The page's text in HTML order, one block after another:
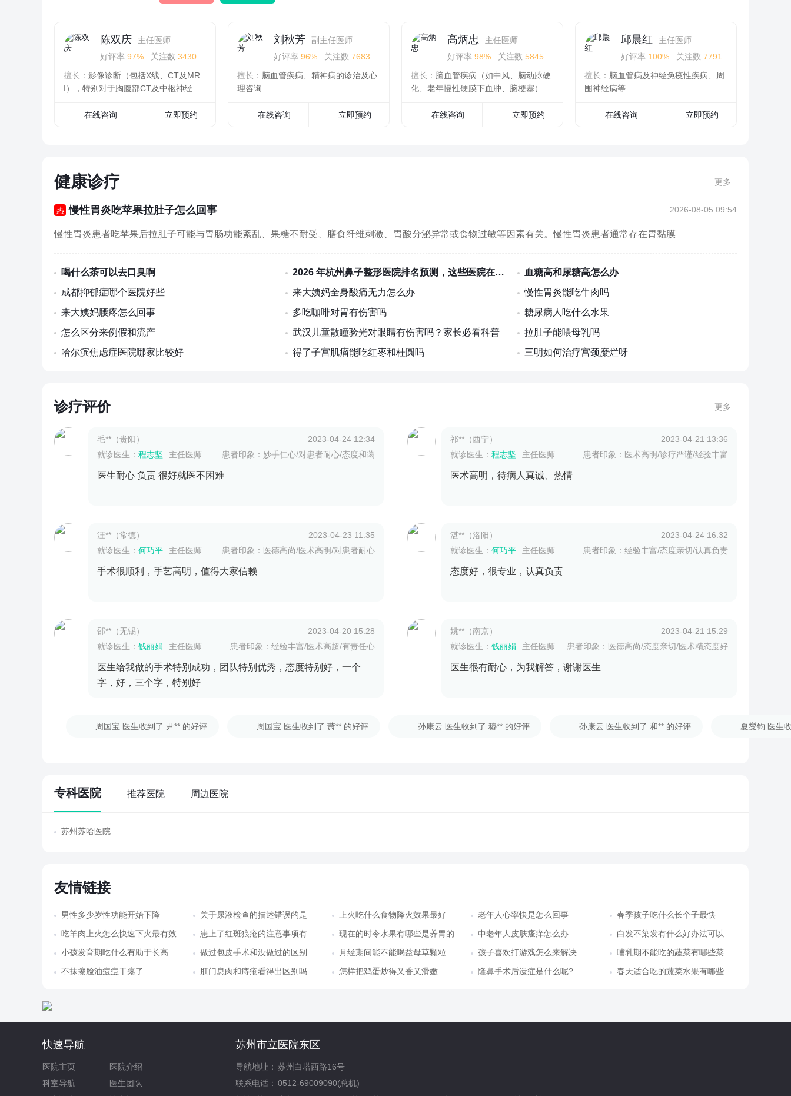
陈双庆
主任医师
好评率 97% 关注数 3430
擅长： 影像诊断（包括X线、CT及MR
I），特别对于胸腹部CT及中枢神经系
在线咨询
立即预约
刘秋芳
副主任医师
好评率 96% 关注数 7683
擅长： 脑血管疾病、精神病的诊治及心
理咨询
在线咨询 立即预约
高炳忠
主任医师
好评率 98% 关注数 5845
擅长： 脑血管疾病（如中风、脑动脉硬
化、老年慢性硬膜下血肿、脑梗塞）、
在线咨询
立即预约
邱晨红
主任医师
好评率 100% 关注数 7791
擅长： 脑血管病及神经免疫性疾病、周
围神经病等
在线咨询 立即预约
健康诊疗 更多
慢性胃炎吃苹果拉肚子怎么回事 2026-08-05 09:54
慢性胃炎患者吃苹果后拉肚子可能与胃肠功能紊乱、果糖不耐受、膳食纤维刺激、胃酸分泌异常或食物过敏等因素有关。慢性胃炎患者通常存在胃黏膜
喝什么茶可以去口臭啊 2026 年杭州鼻子整形医院排名预测，这些医院在学术与临床双丰收
血糖高和尿糖高怎么办
成都抑郁症哪个医院好些
来大姨妈全身酸痛无力怎么办
慢性胃炎能吃牛肉吗
来大姨妈腰疼怎么回事
多吃咖啡对胃有伤害吗
糖尿病人吃什么水果
怎么区分来例假和流产
武汉儿童散瞳验光对眼睛有伤害吗？家长必看科普
拉肚子能喂母乳吗
哈尔滨焦虑症医院哪家比较好
得了子宫肌瘤能吃红枣和桂圆吗 三明如何治疗宫颈糜烂呀
诊疗评价 更多
毛**（贵阳）
2023-04-24 12:34
就诊医生： 程志坚 主任医师 患者印象：妙手仁心/对患者耐心/态度和蔼
医生耐心 负责 很好就医不困难
祁**（西宁）
2023-04-21 13:36
就诊医生： 程志坚 主任医师 患者印象：医术高明/诊疗严谨/经验丰富
医术高明，待病人真诚、热情
汪**（常德）
2023-04-23 11:35
就诊医生： 何巧平 主任医师 患者印象：医德高尚/医术高明/对患者耐心
手术很顺利，手艺高明，值得大家信赖
湛**（洛阳）
2023-04-24 16:32
就诊医生： 何巧平 主任医师 患者印象：经验丰富/态度亲切/认真负责
态度好，很专业，认真负责
邵**（无锡）
2023-04-20 15:28
就诊医生： 钱丽娟 主任医师 患者印象：经验丰富/医术高超/有责任心
医生给我做的手术特别成功，团队特别优秀，态度特别好，一个
字，好，三个字，特别好
姚**（南京）
2023-04-21 15:29
就诊医生： 钱丽娟 主任医师 患者印象：医德高尚/态度亲切/医术精态度好
医生很有耐心，为我解答，谢谢医生
周国宝 医生收到了 尹** 的好评 周国宝 医生收到了 萧** 的好评 孙康云 医生收到了 穆** 的好评 孙康云 医生收到了 和** 的好评 夏燮钧 医生
专科医院 推荐医院 周边医院
苏州苏哈医院
友情链接
男性多少岁性功能开始下降 关于尿液检查的描述错误的是 上火吃什么食物降火效果最好 老年人心率快是怎么回事
春季孩子吃什么长个子最快
吃羊肉上火怎么快速下火最有效
患上了红斑狼疮的注意事项有哪些 现在的时令水果有哪些是养胃的 中老年人皮肤瘙痒怎么办
白发不染发有什么好办法可以遮盖
小孩发育期吃什么有助于长高
做过包皮手术和没做过的区别 月经期间能不能喝益母草颗粒 孩子喜欢打游戏怎么来解决
哺乳期不能吃的蔬菜有哪些菜
不抹擦脸油痘痘干瘪了
肛门息肉和痔疮看得出区别吗 怎样把鸡蛋炒得又香又滑嫩 隆鼻手术后遗症是什么呢? 春天适合吃的蔬菜水果有哪些
快速导航
医院主页
医院介绍
科室导航
医生团队
苏州市立医院东区
导航地址： 苏州白塔西路16号
联系电话： 0512-69009090(总机)